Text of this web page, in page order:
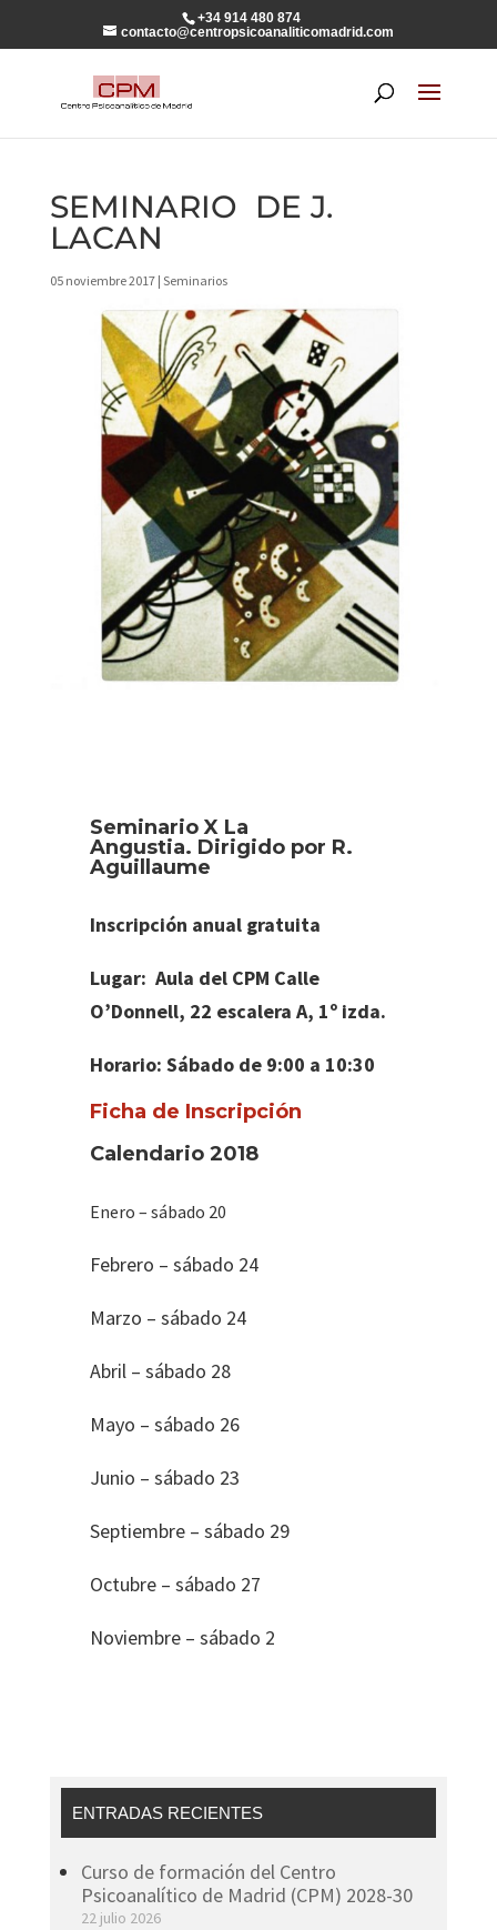
+34 914 480 874
contacto@centropsicoanaliticomadrid.com
SEMINARIO DE J.
LACAN
05 noviembre 2017| Seminarios
Seminario X La
Angustia. Dirigido por R.
Aguillaume
Inscripción anual gratuita
Lugar: Aula del CPM Calle
O’Donnell, 22 escalera A, 1º izda.
Horario: Sábado de 9:00 a 10:30
Ficha de Inscripción
Calendario 2018
Enero – sábado 20
Febrero – sábado 24
Marzo – sábado 24
Abril – sábado 28
Mayo – sábado 26
Junio – sábado 23
Septiembre – sábado 29
Octubre – sábado 27
Noviembre – sábado 2
ENTRADAS RECIENTES
Curso de formación del Centro
Psicoanalítico de Madrid (CPM) 2028-30
22 julio 2026